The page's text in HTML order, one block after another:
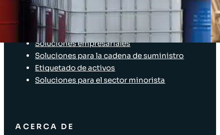
SOLUCIONES
Soluciones de inventario
Soluciones empresariales
Soluciones para la cadena de suministro
Etiquetado de activos
Soluciones para el sector minorista
ACERCA DE